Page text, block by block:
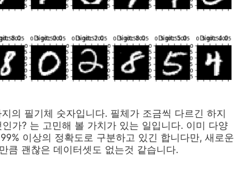
의 필기체 숫자입니다. 필체가 조금씩 다르긴 하지
가? 는 고민해 볼 가치가 있는 일입니다. 이미 다양
이상의 정확도로 구분하고 있긴 합니다만, 새로운
큼 괜찮은 데이터셋도 없는것 같습니다.